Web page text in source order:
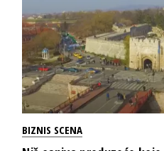
BIZNIS SCENA